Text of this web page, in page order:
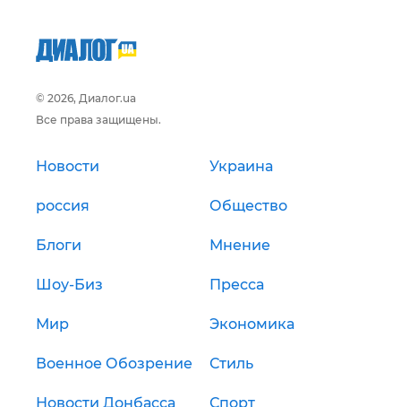
© 2026, Диалог.ua
Все права защищены.
Новости Украина
россия Общество
Блоги Мнение
Шоу-Биз Пресса
Мир Экономика
Военное Обозрение Стиль
Новости Донбасса Спорт